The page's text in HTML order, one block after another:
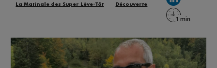
La Matinale des Super Lève-Tôt
Découverte